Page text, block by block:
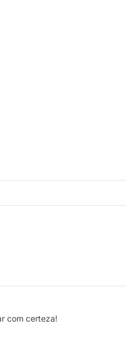
com certeza!